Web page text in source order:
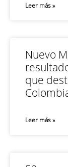
Leer más »
Nuevo
que
Leer más »